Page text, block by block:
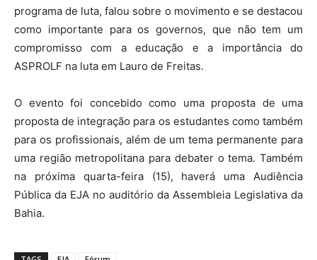
programa de luta, falou sobre o movimento e se destacou
como importante para os governos, que não tem um
compromisso com a educação e a importância do
ASPROLF na luta em Lauro de Freitas.
O evento foi concebido como uma proposta de uma
proposta de integração para os estudantes como também
para os profissionais, além de um tema permanente para
uma região metropolitana para debater o tema. Também
na próxima quarta-feira (15), haverá uma Audiência
Pública da EJA no auditório da Assembleia Legislativa da
Bahia.